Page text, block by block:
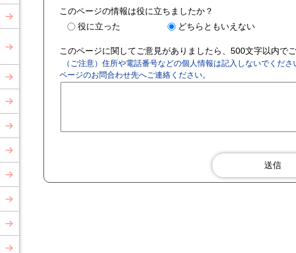
このページの情報は役に立ちましたか？
役に立った
どちらともいえない
このページに関してご意見がありましたら、500文字以内で
（ご注意）住所や電話番号などの個人情報は記入しないでくだ
ページのお問合わせ先へご連絡ください。